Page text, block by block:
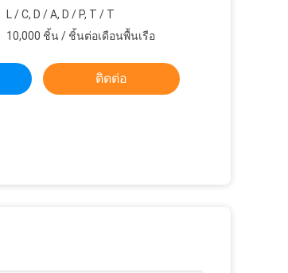
L / C, D / A, D / P, T / T
10,000 ชิ้น / ชิ้นต่อเดือนพื้นเรือ
ติดต่อ